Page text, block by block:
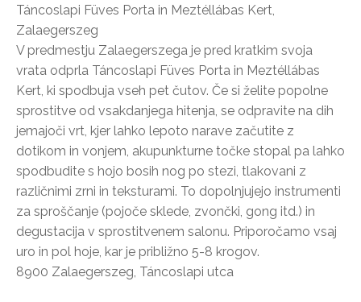
Táncoslapi Füves Porta in Meztéllábas Kert,
Zalaegerszeg
V predmestju Zalaegerszega je pred kratkim svoja
vrata odprla Táncoslapi Füves Porta in Meztéllábas
Kert, ki spodbuja vseh pet čutov. Če si želite popolne
sprostitve od vsakdanjega hitenja, se odpravite na dih
jemajoči vrt, kjer lahko lepoto narave začutite z
dotikom in vonjem, akupunkturne točke stopal pa lahko
spodbudite s hojo bosih nog po stezi, tlakovani z
različnimi zrni in teksturami. To dopolnjujejo instrumenti
za sproščanje (pojoče sklede, zvončki, gong itd.) in
degustacija v sprostitvenem salonu. Priporočamo vsaj
uro in pol hoje, kar je približno 5-8 krogov.
8900 Zalaegerszeg, Táncoslapi utca